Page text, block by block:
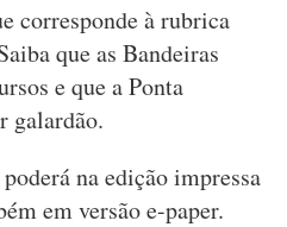
corresponde à rubrica
que as Bandeiras
e que a Ponta
galardão.
na edição impressa
em versão e-paper.